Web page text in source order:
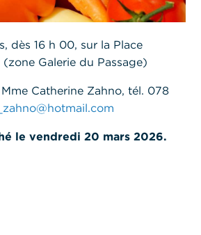
dès 16 h 00, sur la Place
Galerie du Passage)
Catherine Zahno, tél. 078
le vendredi 20 mars 2026.